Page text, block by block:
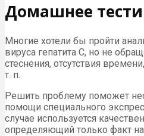
Домашнее
Многие хотели бы пройти
вируса гепатита С, но не
стеснения, отсутствия
т. п.
Решить проблему поможет
помощи специального
случае используется
определяющий только факт